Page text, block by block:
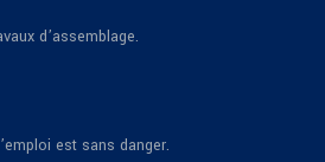
d’assemblage.
est sans danger.